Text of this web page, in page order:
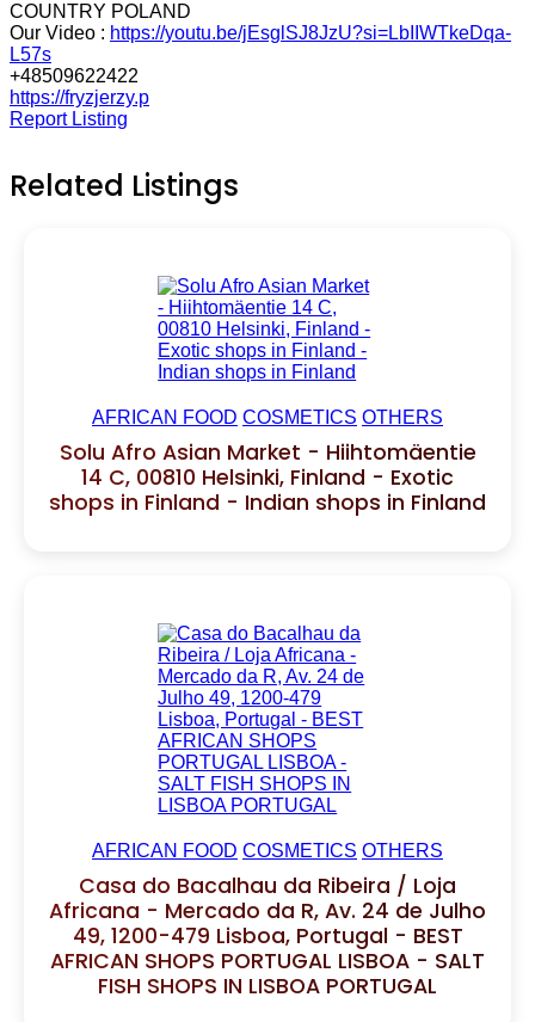
COUNTRY POLAND
Our Video : https://youtu.be/jEsglSJ8JzU?si=LbIIWTkeDqa-
L57s
+48509622422
https://fryzjerzy.p
Report Listing
Related Listings
AFRICAN FOOD COSMETICS OTHERS
Solu Afro Asian Market - Hiihtomäentie
14 C, 00810 Helsinki, Finland - Exotic
shops in Finland - Indian shops in Finland
AFRICAN FOOD COSMETICS OTHERS
Casa do Bacalhau da Ribeira / Loja
Africana - Mercado da R, Av. 24 de Julho
49, 1200-479 Lisboa, Portugal - BEST
AFRICAN SHOPS PORTUGAL LISBOA - SALT
FISH SHOPS IN LISBOA PORTUGAL